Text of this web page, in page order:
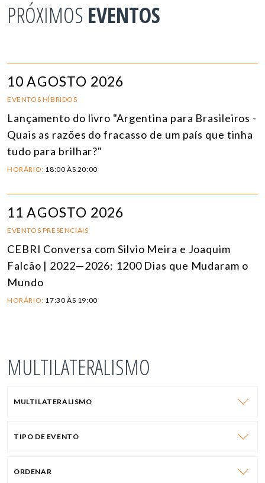
PRÓXIMOS EVENTOS
10 AGOSTO 2026
EVENTOS HÍBRIDOS
Lançamento do livro "Argentina para Brasileiros -
Quais as razões do fracasso de um país que tinha
tudo para brilhar?"
HORÁRIO: 18:00 ÀS 20:00
11 AGOSTO 2026
EVENTOS PRESENCIAIS
CEBRI Conversa com Silvio Meira e Joaquim
Falcão | 2022—2026: 1200 Dias que Mudaram o
Mundo
HORÁRIO: 17:30 ÀS 19:00
MULTILATERALISMO
MULTILATERALISMO
TIPO DE EVENTO
ORDENAR